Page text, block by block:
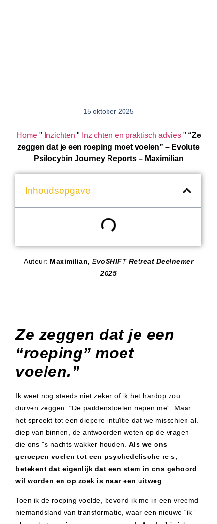
15 oktober 2025
Home" Inzichten " Inzichten en praktisch advies" “Ze
zeggen dat je een roeping moet voelen” – Evolute
Psilocybin Journey Reports – Maximilian
Inhoudsopgave
Auteur: Maximilian, EvoSHIFT Retreat Deelnemer
2025
Ze zeggen dat je een
“roeping” moet
voelen.”
Ik weet nog steeds niet zeker of ik het hardop zou
durven zeggen: “De paddenstoelen riepen me”. Maar
het spreekt tot een diepere intuïtie dat we misschien al,
diep van binnen, de antwoorden weten op de vragen
die ons "s nachts wakker houden. Als we ons
geroepen voelen tot een psychedelische reis,
betekent dat eigenlijk dat een stem in ons gehoord
wil worden en op zoek is naar een uitweg.
Toen ik de roeping voelde, bevond ik me in een vreemd
niemandsland van transformatie, waar een nieuwe “ik”